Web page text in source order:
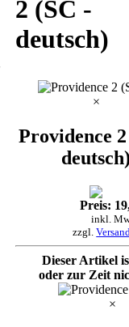
2 (SC -
deutsch)
×
Providence
Preis:
inkl.
zzgl.
Dieser Artikel
oder zur Zeit
×